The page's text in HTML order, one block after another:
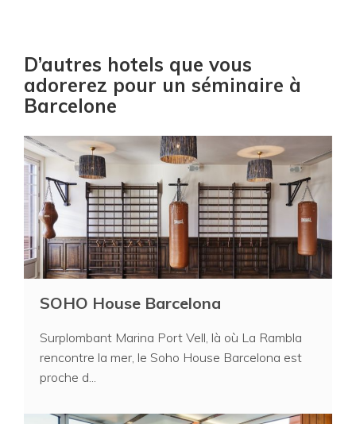
D’autres hotels que vous
adorerez pour un séminaire à
Barcelone
SOHO House Barcelona
Surplombant Marina Port Vell, là où La Rambla
rencontre la mer, le Soho House Barcelona est
proche d...